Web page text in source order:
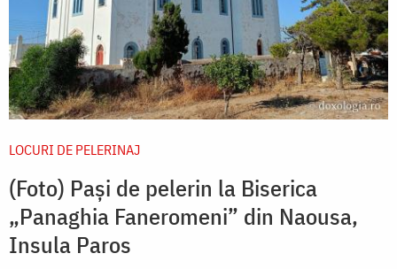
LOCURI DE PELERINAJ
(Foto) Pași de pelerin la Biserica
„Panaghia Faneromeni” din Naousa,
Insula Paros